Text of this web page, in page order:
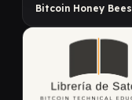
Bitcoin Honey Bees